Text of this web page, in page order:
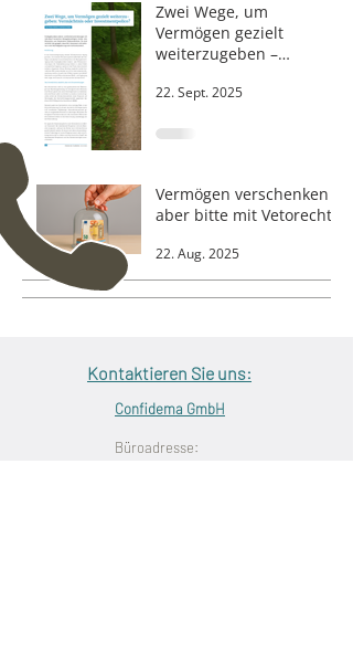
Zwei Wege, um
Vermögen gezielt
weiterzugeben –
Investmentpolice?
22. Sept. 2025
Vermögen verschenken -
aber bitte mit Vetorecht
22. Aug. 2025
Kontaktieren Sie uns:
Confidema GmbH
Büroadresse: